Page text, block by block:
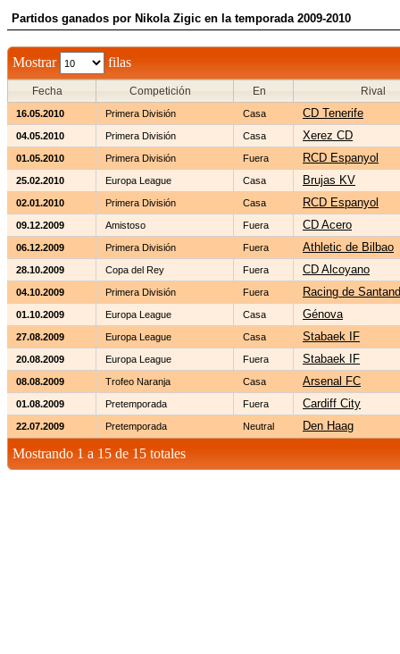
Partidos ganados por Nikola Zigic en la temporada 2009-2010
Mostrar filas
Fecha Competición En Rival
16.05.2010 Primera División Casa CD Tenerife
04.05.2010 Primera División Casa Xerez CD
01.05.2010 Primera División Fuera RCD Espanyol
25.02.2010 Europa League Casa Brujas KV
02.01.2010 Primera División Casa RCD Espanyol
09.12.2009 Amistoso Fuera CD Acero
06.12.2009 Primera División Fuera Athletic de Bilbao
28.10.2009 Copa del Rey Fuera CD Alcoyano
04.10.2009 Primera División Fuera Racing de
01.10.2009 Europa League Casa Génova
27.08.2009 Europa League Casa Stabaek IF
20.08.2009 Europa League Fuera Stabaek IF
08.08.2009 Trofeo Naranja Casa Arsenal FC
01.08.2009 Pretemporada Fuera Cardiff City
22.07.2009 Pretemporada Neutral Den Haag
Mostrando 1 a 15 de 15 totales